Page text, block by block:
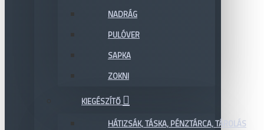
NADRÁG
PULÓVER
SAPKA
ZOKNI
KIEGÉSZÍTŐ
HÁTIZSÁK, TÁSKA, PÉNZTÁRCA, TÁROLÁS